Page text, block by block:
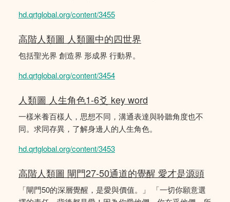
hd.qrtglobal.org/content/3455
高階人類圖 人類圖中的四世界
包括聖光界 創造界 形成界 行動界。
hd.qrtglobal.org/content/3454
人類圖 人生角色1-6爻 key word
一樣米養百樣人，思想不同，溝通表達與聆聽角度也不
同。求同存異，了解身邊人的人生角色。
hd.qrtglobal.org/content/3453
高階人類圖 閘門27-50通道的覺醒 愛才是源頭
「閘門50的深層覺醒，是愛與價值。」 「一切你願意選